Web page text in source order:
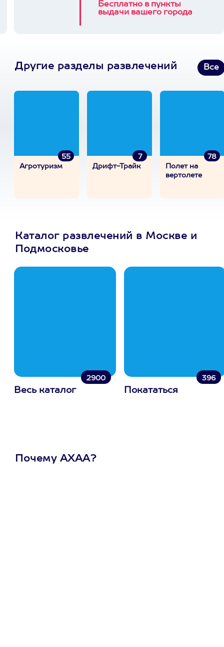
Бесплатно в пункты
выдачи вашего города
Другие разделы развлечений Все
55
Агротуризм
7
Дрифт-Трайк
78
Полет на
вертолете
Каталог развлечений в Москве и
Подмосковье
2900
Весь каталог
396
Покататься
Почему АХАА?